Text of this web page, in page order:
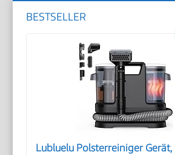
BESTSELLER
Lubluelu Polsterreiniger